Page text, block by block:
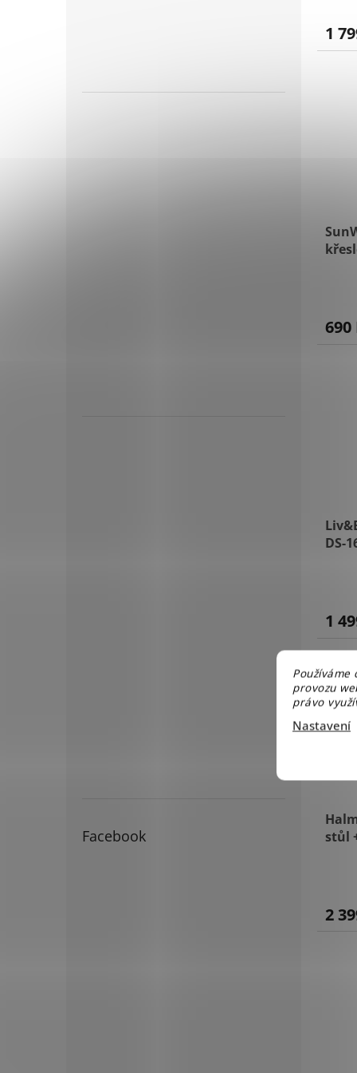
Používáme
provozu
právo
Nastavení
Facebook
1
690
DS-
1
stůl
2